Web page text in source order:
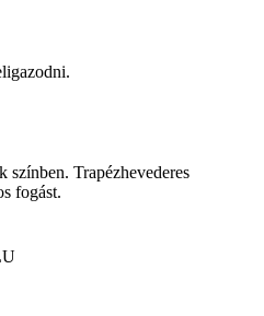
Trapézhevederes
fogást.